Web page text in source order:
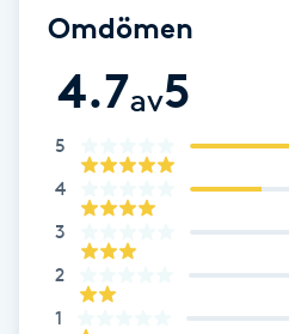
Blowout
Bottenfärg
Brynformning
Brynfärgning
Brynplockning
Omdömen
4.7av5
5
4
3
2
1